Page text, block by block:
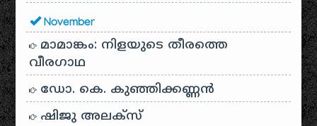
November
മാമാങ്കം: നിളയുടെ തീരത്തെ
വീരഗാഥ
ഡോ. കെ. കുഞ്ഞിക്കണ്ണൻ
ഷിജു അലക്സ്